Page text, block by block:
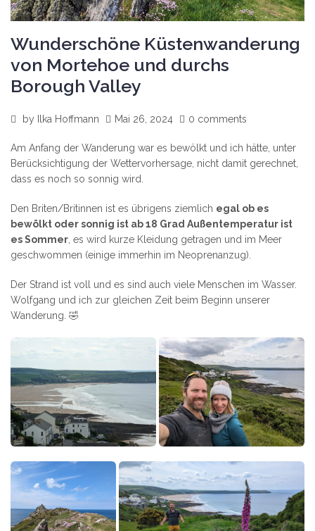
Wunderschöne Küstenwanderung
von Mortehoe und durchs
Borough Valley
by Ilka Hoffmann Mai 26, 2024 0 comments
Am Anfang der Wanderung war es bewölkt und ich hätte, unter
Berücksichtigung der Wettervorhersage, nicht damit gerechnet,
dass es noch so sonnig wird.
Den Briten/Britinnen ist es übrigens ziemlich egal ob es
bewölkt oder sonnig ist ab 18 Grad Außentemperatur ist
es Sommer , es wird kurze Kleidung getragen und im Meer
geschwommen (einige immerhin im Neoprenanzug).
Der Strand ist voll und es sind auch viele Menschen im Wasser.
Wolfgang und ich zur gleichen Zeit beim Beginn unserer
Wanderung. 🤣